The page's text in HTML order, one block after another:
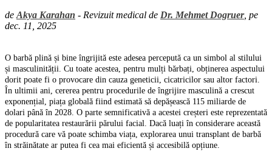
de Akya Karahan - Revizuit medical de Dr. Mehmet Dogruer, pe
dec. 11, 2025
O barbă plină și bine îngrijită este adesea percepută ca un simbol al stilului
și masculinității. Cu toate acestea, pentru mulți bărbați, obținerea aspectului
dorit poate fi o provocare din cauza geneticii, cicatricilor sau altor factori.
În ultimii ani, cererea pentru procedurile de îngrijire masculină a crescut
exponențial, piața globală fiind estimată să depășească 115 miliarde de
dolari până în 2028. O parte semnificativă a acestei creșteri este reprezentată
de popularitatea restaurării părului facial. Dacă luați în considerare această
procedură care vă poate schimba viața, explorarea unui transplant de barbă
în străinătate ar putea fi cea mai eficientă și accesibilă opțiune.